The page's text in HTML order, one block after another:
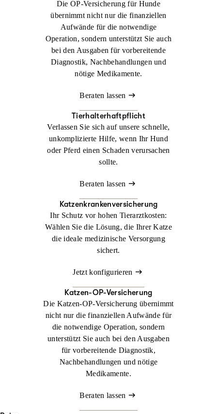
Die OP-Versicherung für Hunde
übernimmt nicht nur die finanziellen
Aufwände für die notwendige
Operation, sondern unterstützt Sie auch
bei den Ausgaben für vorbereitende
Diagnostik, Nachbehandlungen und
nötige Medikamente.
Beraten lassen
Tierhalterhaftpflicht
Verlassen Sie sich auf unsere schnelle,
unkomplizierte Hilfe, wenn Ihr Hund
oder Pferd einen Schaden verursachen
sollte.
Beraten lassen
Katzenkrankenversicherung
Ihr Schutz vor hohen Tierarztkosten:
Wählen Sie die Lösung, die Ihrer Katze
die ideale medizinische Versorgung
sichert.
Jetzt konfigurieren
Katzen-OP-Versicherung
Die Katzen-OP-Versicherung übernimmt
nicht nur die finanziellen Aufwände für
die notwendige Operation, sondern
unterstützt Sie auch bei den Ausgaben
für vorbereitende Diagnostik,
Nachbehandlungen und nötige
Medikamente.
Beraten lassen